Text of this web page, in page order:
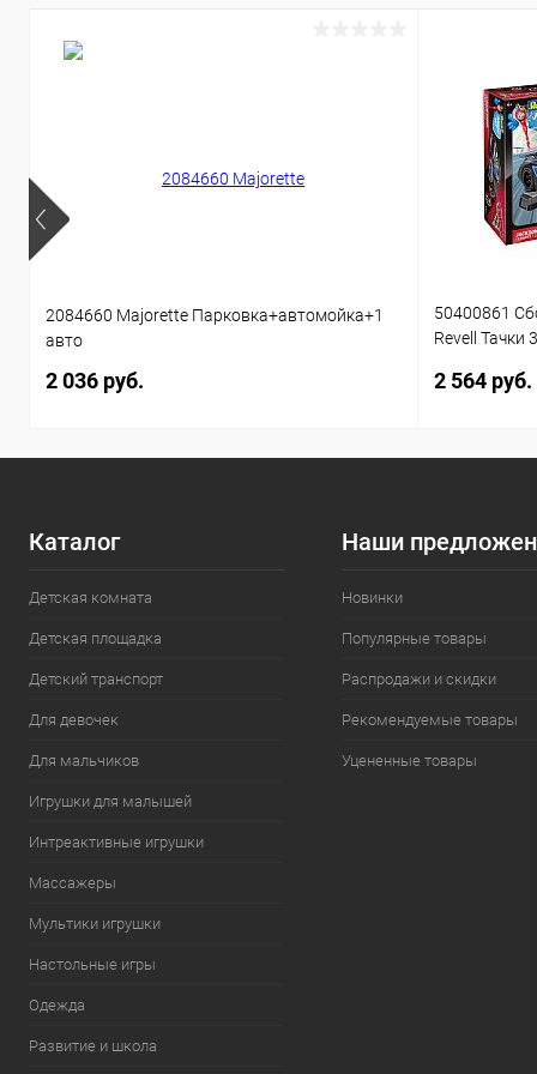
2084660 Majorette Парковка+автомойка+1
авто
2 036 руб.
50400861
Revell Тачки
2 564 руб.
Каталог
Детская комната
Детская площадка
Детский транспорт
Для девочек
Для мальчиков
Игрушки для малышей
Интреактивные игрушки
Массажеры
Мультики игрушки
Настольные игры
Одежда
Развитие и школа
Наши
Новинки
Популярные товары
Распродажи и скидки
Рекомендуемые товары
Уцененные товары